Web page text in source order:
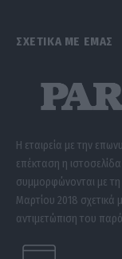
ΣΧΕΤΙΚΑ ΜΕ ΕΜΑΣ
Η εταιρεία με την
επέκταση η
συμμορφώνονται με
Μαρτίου 2018 σχετικά
αντιμετώπιση του